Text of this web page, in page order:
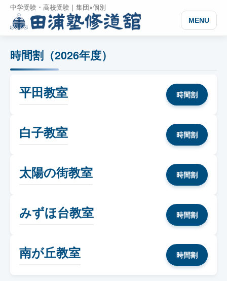
中学受験・高校受験｜集団×個別
MENU
時間割（2026年度）
平田教室 時間割
白子教室 時間割
太陽の街教室 時間割
みずほ台教室 時間割
南が丘教室 時間割